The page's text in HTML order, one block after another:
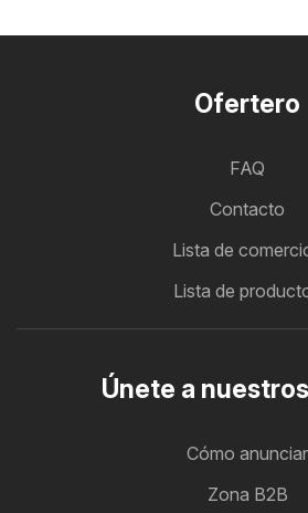
Ofertero
FAQ
Contacto
Lista de
Lista de
Únete a
Cómo anunciar
Zona B2B